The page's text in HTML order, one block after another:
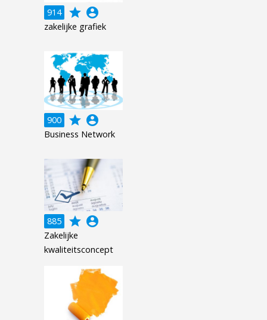
914 grade account_circle
zakelijke grafiek
900 grade account_circle
Business Network
885 grade account_circle
Zakelijke
kwaliteitsconcept